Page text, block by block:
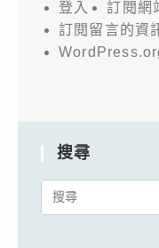
登入
訂閱網
訂閱留言的資
搜尋
Search